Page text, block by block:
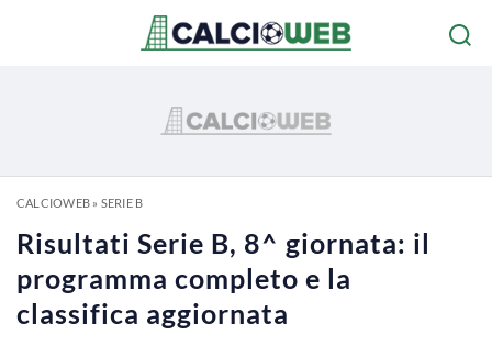
CALCIOWEB» SERIE B
Risultati Serie B, 8^ giornata: il
programma completo e la
classifica aggiornata